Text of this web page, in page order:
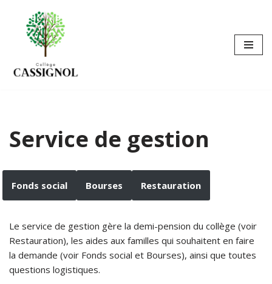
Aller
contenu
Service de gestion
Fonds social Bourses Restauration
Le service de gestion gère la demi-pension du collège (voir
Restauration), les aides aux familles qui souhaitent en faire
la demande (voir Fonds social et Bourses), ainsi que toutes
questions logistiques.